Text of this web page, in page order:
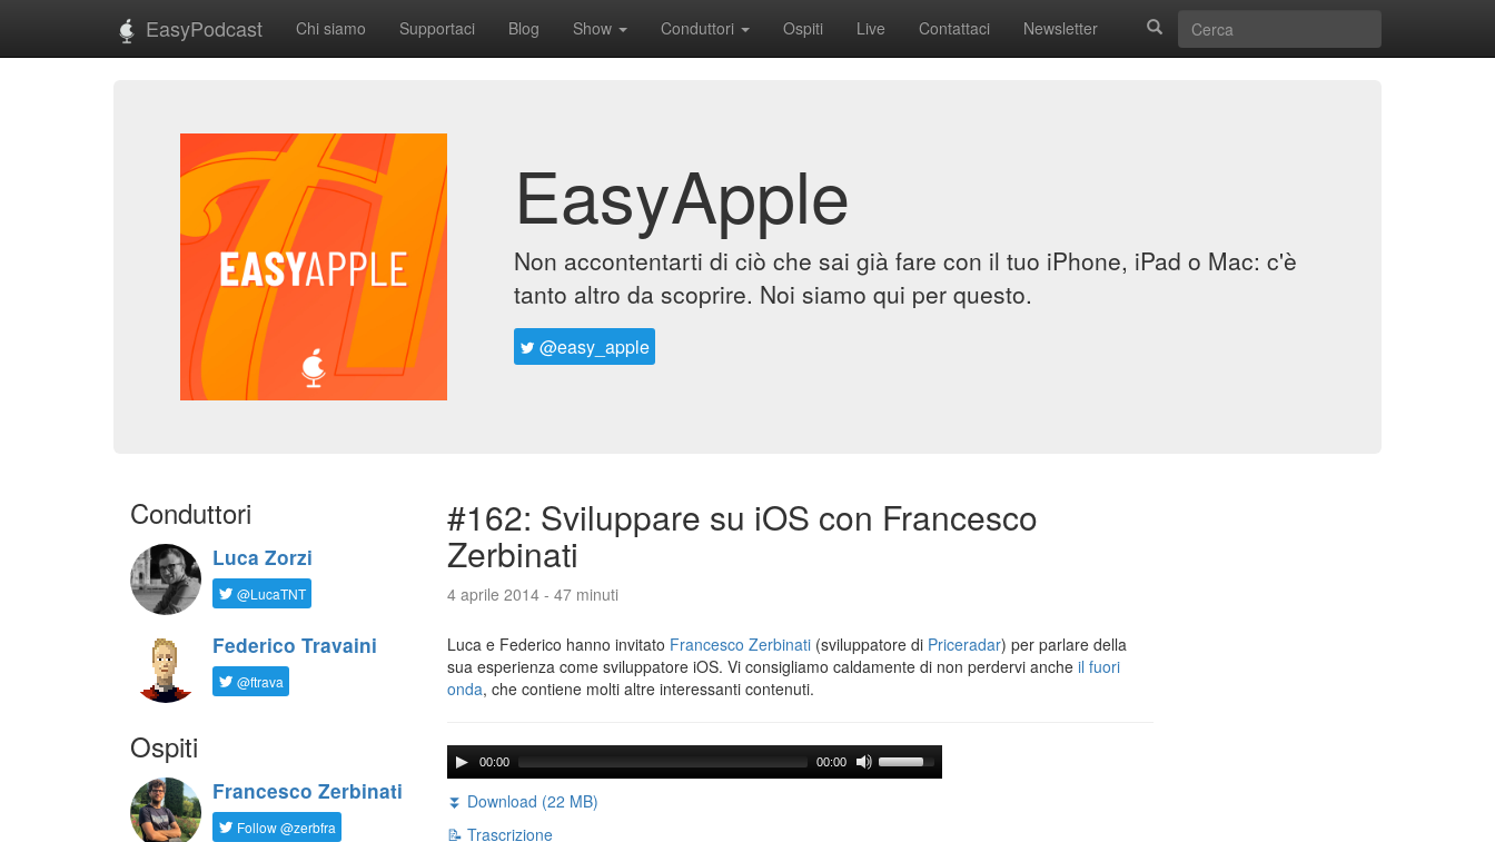
EasyPodcast Chi siamo Supportaci Blog Show Conduttori Ospiti Live Contattaci Newsletter
EasyApple
Non accontentarti di ciò che sai già fare con il tuo iPhone, iPad o Mac: c'è
tanto altro da scoprire. Noi siamo qui per questo.
@easy_apple
Conduttori
Luca Zorzi
@LucaTNT
Federico Travaini
@ftrava
Ospiti
Francesco Zerbinati
Follow @zerbfra
#162: Sviluppare su iOS con Francesco
Zerbinati
4 aprile 2014 - 47 minuti
Luca e Federico hanno invitato Francesco Zerbinati (sviluppatore di Priceradar) per parlare della
sua esperienza come sviluppatore iOS. Vi consigliamo caldamente di non perdervi anche il fuori
onda, che contiene molti altre interessanti contenuti.
00:00 00:00
⏬ Download (22 MB)
📝 Trascrizione